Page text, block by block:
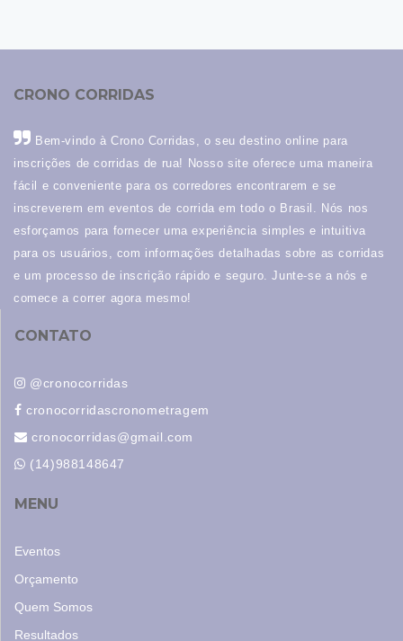
CRONO CORRIDAS
Bem-vindo à Crono Corridas, o seu destino online para
inscrições de corridas de rua! Nosso site oferece uma maneira
fácil e conveniente para os corredores encontrarem e se
inscreverem em eventos de corrida em todo o Brasil. Nós nos
esforçamos para fornecer uma experiência simples e intuitiva
para os usuários, com informações detalhadas sobre as corridas
e um processo de inscrição rápido e seguro. Junte-se a nós e
comece a correr agora mesmo!
CONTATO
@cronocorridas
cronocorridascronometragem
cronocorridas@gmail.com
(14)988148647
MENU
Eventos
Orçamento
Quem Somos
Resultados